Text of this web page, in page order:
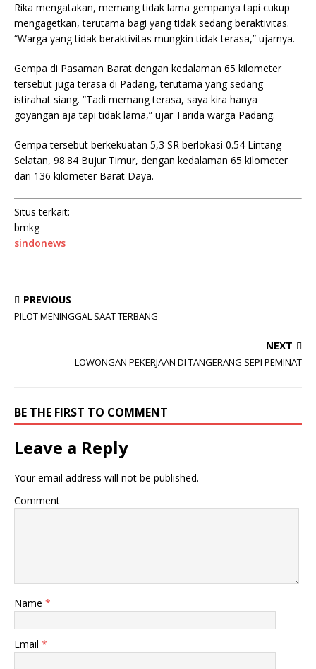
Rika mengatakan, memang tidak lama gempanya tapi cukup
mengagetkan, terutama bagi yang tidak sedang beraktivitas.
“Warga yang tidak beraktivitas mungkin tidak terasa,” ujarnya.
Gempa di Pasaman Barat dengan kedalaman 65 kilometer
tersebut juga terasa di Padang, terutama yang sedang
istirahat siang. “Tadi memang terasa, saya kira hanya
goyangan aja tapi tidak lama,” ujar Tarida warga Padang.
Gempa tersebut berkekuatan 5,3 SR berlokasi 0.54 Lintang
Selatan, 98.84 Bujur Timur, dengan kedalaman 65 kilometer
dari 136 kilometer Barat Daya.
Situs terkait:
bmkg
sindonews
PREVIOUS
PILOT MENINGGAL SAAT TERBANG
NEXT
LOWONGAN PEKERJAAN DI TANGERANG SEPI PEMINAT
BE THE FIRST TO COMMENT
Leave a Reply
Your email address will not be published.
Comment
Name *
Email *